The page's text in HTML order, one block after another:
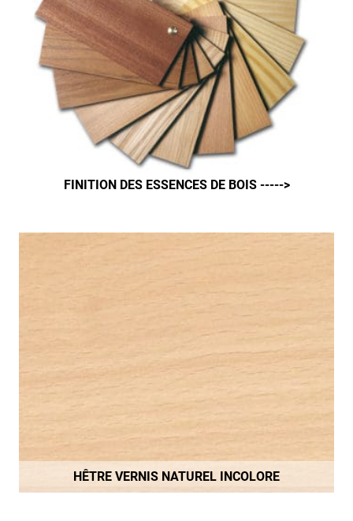
FINITION DES ESSENCES DE BOIS ----->
HÊTRE VERNIS NATUREL INCOLORE